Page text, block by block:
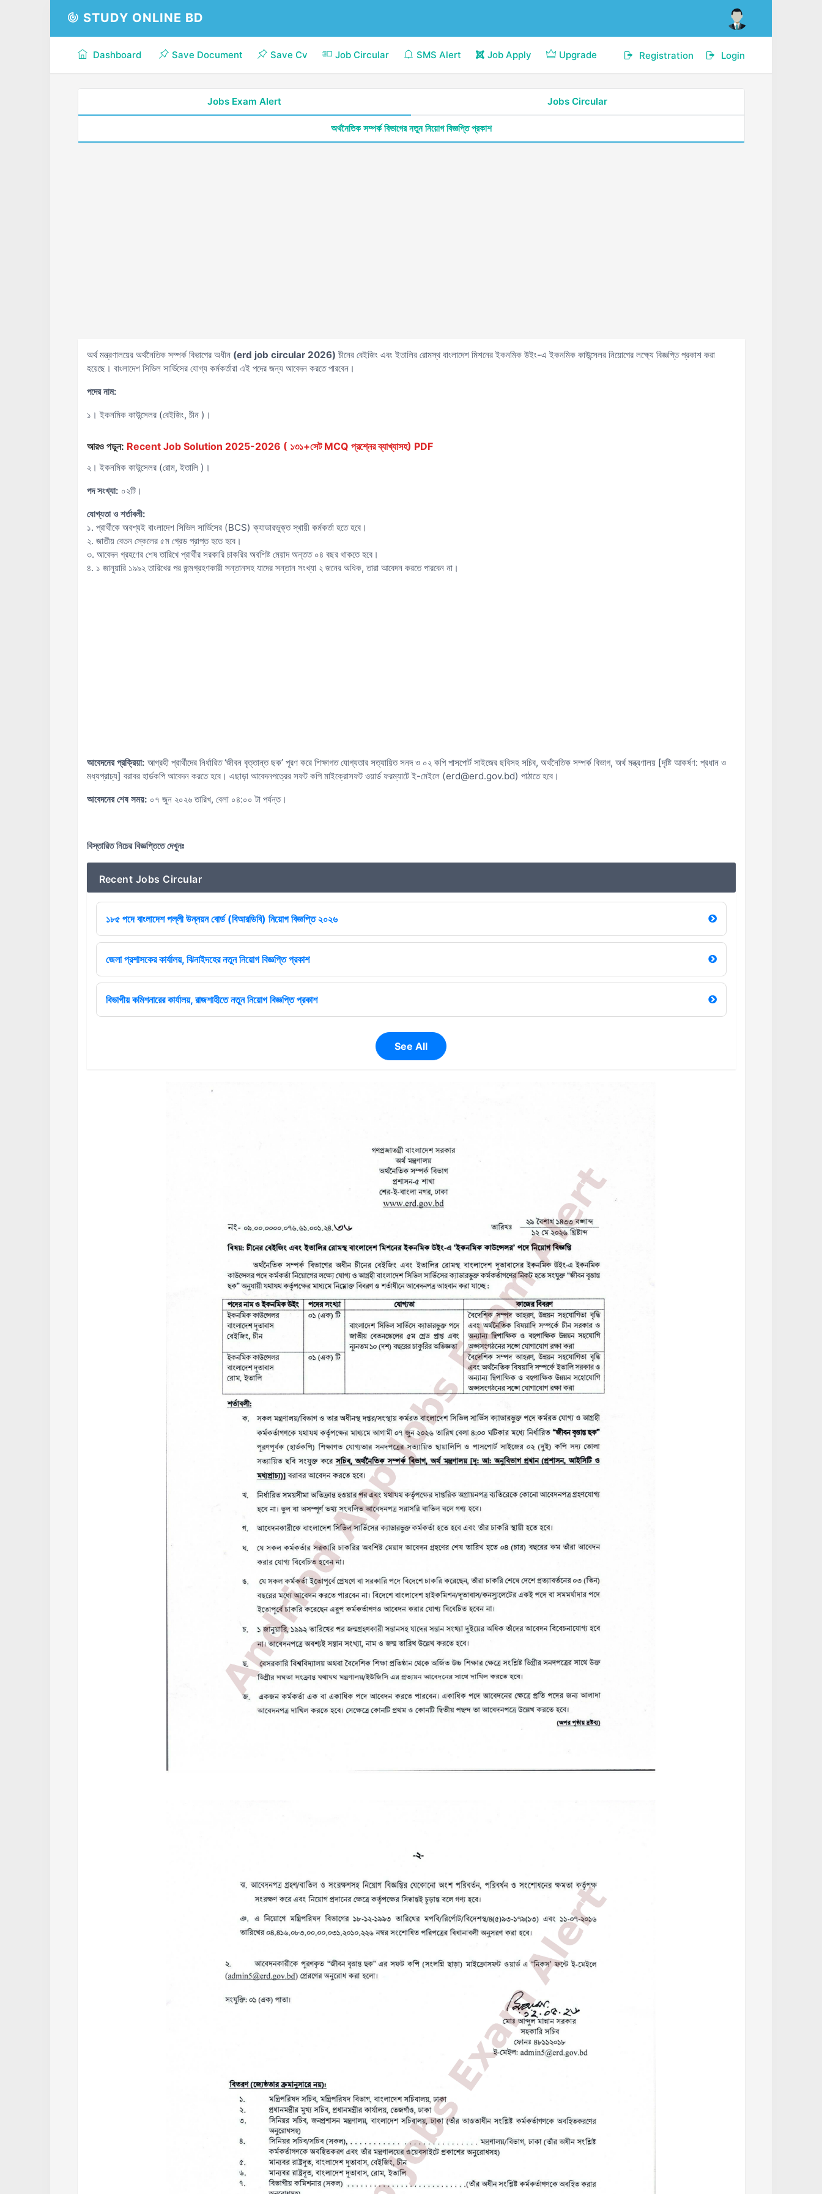
STUDY ONLINE BD
Dashboard Save Document Save Cv Job Circular SMS Alert Job Apply Upgrade Login
Registration
Jobs Exam Alert Jobs Circular
অর্থনৈতিক সম্পর্ক বিভাগের নতুন নিয়োগ বিজ্ঞপ্তি প্রকাশ
অর্থ মন্ত্রণালয়ের অর্থনৈতিক সম্পর্ক বিভাগের অধীন (erd job circular 2026) চীনের বেইজিং এবং ইতালির রোমস্থ বাংলাদেশ মিশনের ইকনমিক উইং-এ ইকনমিক কাউন্সেলর নিয়োগের লক্ষ্যে বিজ্ঞপ্তি প্রকাশ করা
হয়েছে। বাংলাদেশ সিভিল সার্ভিসের যোগ্য কর্মকর্তারা এই পদের জন্য আবেদন করতে পারবেন।
পদের নাম:
১। ইকনমিক কাউন্সেলর (বেইজিং, চীন )।
আরও পড়ুন: Recent Job Solution 2025-2026 ( ১৩১+সেট MCQ প্রশ্নের ব্যাখ্যাসহ) PDF
২। ইকনমিক কাউন্সেলর (রোম, ইতালি )।
পদ সংখ্যা: ০২টি।
যোগ্যতা ও শর্তাবলী:
১. প্রার্থীকে অবশ্যই বাংলাদেশ সিভিল সার্ভিসের (BCS) ক্যাডারভুক্ত স্থায়ী কর্মকর্তা হতে হবে।
২. জাতীয় বেতন স্কেলের ৫ম গ্রেড প্রাপ্ত হতে হবে।
৩. আবেদন গ্রহণের শেষ তারিখে প্রার্থীর সরকারি চাকরির অবশিষ্ট মেয়াদ অন্তত ০৪ বছর থাকতে হবে।
৪. ১ জানুয়ারি ১৯৯২ তারিখের পর জন্মগ্রহণকারী সন্তানসহ যাদের সন্তান সংখ্যা ২ জনের অধিক, তারা আবেদন করতে পারবেন না।
আবেদনের প্রক্রিয়া: আগ্রহী প্রার্থীদের নির্ধারিত ‘জীবন বৃত্তান্ত ছক’ পূরণ করে শিক্ষাগত যোগ্যতার সত্যায়িত সনদ ও ০২ কপি পাসপোর্ট সাইজের ছবিসহ সচিব, অর্থনৈতিক সম্পর্ক বিভাগ, অর্থ মন্ত্রণালয় [দৃষ্টি আকর্ষণ: প্রধান ও
মধ্যপ্রাচ্য] বরাবর হার্ডকপি আবেদন করতে হবে। এছাড়া আবেদনপত্রের সফট কপি মাইক্রোসফট ওয়ার্ড ফরম্যাটে ই-মেইলে (erd@erd.gov.bd) পাঠাতে হবে।
আবেদনের শেষ সময়: ০৭ জুন ২০২৬ তারিখ, বেলা ০৪:০০ টা পর্যন্ত।
বিস্তারিত নিচের বিজ্ঞপ্তিতে দেখুনঃ
Recent Jobs Circular
১৮৫ পদে বাংলাদেশ পল্লী উন্নয়ন বোর্ড (বিআরডিবি) নিয়োগ বিজ্ঞপ্তি ২০২৬
জেলা প্রশাসকের কার্যালয়, ঝিনাইদহের নতুন নিয়োগ বিজ্ঞপ্তি প্রকাশ
বিভাগীয় কমিশনারের কার্যালয়, রাজশাহীতে নতুন নিয়োগ বিজ্ঞপ্তি প্রকাশ
See All